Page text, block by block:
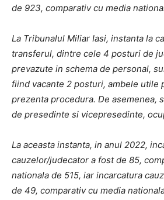
de 923, comparativ cu media
La Tribunalul Miliar Iasi, instanta la
transferul, dintre cele 4 posturi de
prevazute in schema de personal,
fiind vacante 2 posturi, ambele utile
prezenta procedura. De asemenea,
de presedinte si vicepresedinte,
La aceasta instanta, in anul 2022,
cauzelor/judecator a fost de 85,
nationala de 515, iar incarcatura
de 49, comparativ cu media